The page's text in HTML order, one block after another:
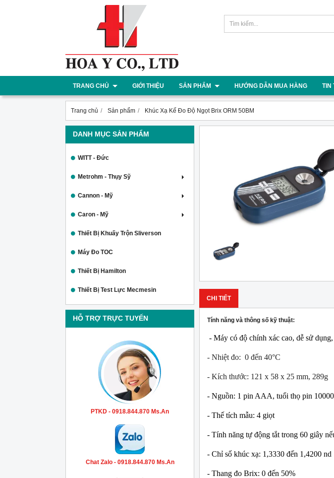
TRANG CHỦ GIỚI THIỆU SẢN PHẨM HƯỚNG DẪN MUA HÀNG TIN
Trang chủ Sản phẩm Khúc Xạ Kế Đo Độ Ngọt Brix ORM 50BM
DANH MỤC SẢN PHẨM
WITT - Đức
Metrohm - Thụy Sỹ
Cannon - Mỹ
Caron - Mỹ
Thiết Bị Khuấy Trộn Sliverson
Máy Đo TOC
Thiết Bị Hamilton
Thiết Bị Test Lực Mecmesin
HỖ TRỢ TRỰC TUYẾN
PTKD - 0918.844.870 Ms.An
Chat Zalo - 0918.844.870 Ms.An
CHI TIẾT
Tính năng và thông số kỹ thuật:
- Máy có độ chính xác cao, dễ sử
- Nhiệt đo: 0 đến 40°C
- Kích thước: 121 x 58 x 25 mm, 289g
- Nguồn: 1 pin AAA, tuổi thọ pin
- Thế tích mẫu: 4 giọt
- Tính năng tự động tắt trong 60 giây
- Chỉ số khúc xạ: 1,3330 đến 1,4200 nd
- Thang đo Brix: 0 đến 50%